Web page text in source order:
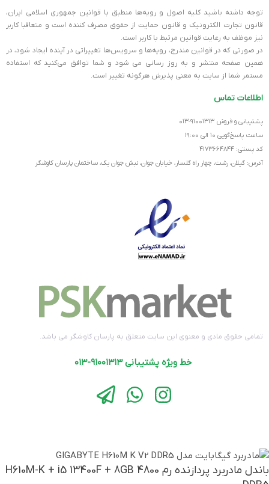
توجه داشته باشید کلیه اصول و رویه‏‌ها منطبق با قوانین جمهوری اسلامی ایران،
قانون تجارت الکترونیک و قانون حمایت از حقوق مصرف کننده است و متعاقبا کاربر
نیز موظف به رعایت قوانین مرتبط با کاربر است.
در صورتی که در قوانین مندرج، رویه‏‌ها و سرویس‏‌ها تغییراتی در آینده ایجاد شود، در
همین صفحه منتشر و به روز رسانی می شود و شما توافق می‏‌کنید که استفاده
مستمر شما از سایت به معنی پذیرش هرگونه تغییر است.
اطلاعات تماس
پشتیبانی و فروش ۹۱۰۰۱۳۱۳-۰۱۳
ساعت پاسخ‌گویی ۱۰ الی ۱۹:۰۰
کد پستی: ۴۱۷۳۶۶۴۸۴۴
آدرس: گیلان، رشت، چهار راه گلسار، خیابان جوان، نبش جوان یک، ساختمان پارسان کاوشگر
تمامی حقوق مادی و معنوی این سایت متعلق به پارسان کاوشگر می باشد.
خط ویژه پشتیبانی ۹۱۰۰۱۳۱۳-۰۱۳
باندل مادربرد پردازنده رم H610M-K + i5 13400F + 8GB 4800